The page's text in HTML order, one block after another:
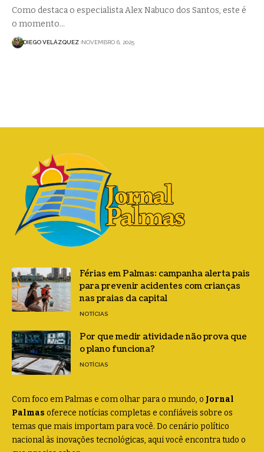
Como destaca o especialista Alex Nabuco dos Santos, este é
o momento…
DIEGO VELÁZQUEZ NOVEMBRO 6, 2025
Férias em Palmas: campanha alerta pais
para prevenir acidentes com crianças
nas praias da capital
NOTÍCIAS
Por que medir atividade não prova que
o plano funciona?
NOTÍCIAS
Com foco em Palmas e com olhar para o mundo, o Jornal
Palmas oferece notícias completas e confiáveis sobre os
temas que mais importam para você. Do cenário político
nacional às inovações tecnológicas, aqui você encontra tudo o